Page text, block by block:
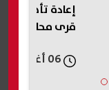
قرى محافظة